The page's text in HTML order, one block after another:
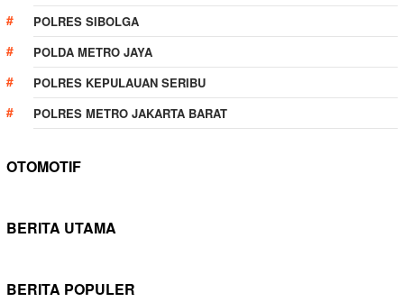
POLRES SIBOLGA
POLDA METRO JAYA
POLRES KEPULAUAN SERIBU
POLRES METRO JAKARTA BARAT
OTOMOTIF
BERITA UTAMA
BERITA POPULER